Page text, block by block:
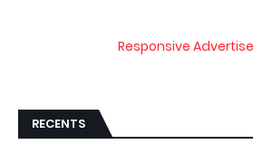
Responsive
RECENTS